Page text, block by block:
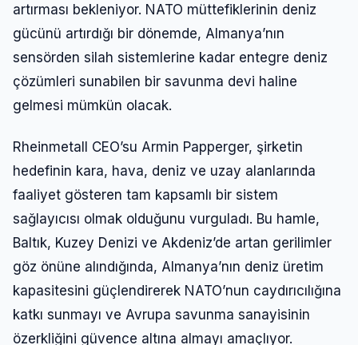
artırması bekleniyor. NATO müttefiklerinin deniz
gücünü artırdığı bir dönemde, Almanya’nın
sensörden silah sistemlerine kadar entegre deniz
çözümleri sunabilen bir savunma devi haline
gelmesi mümkün olacak.
Rheinmetall CEO’su Armin Papperger, şirketin
hedefinin kara, hava, deniz ve uzay alanlarında
faaliyet gösteren tam kapsamlı bir sistem
sağlayıcısı olmak olduğunu vurguladı. Bu hamle,
Baltık, Kuzey Denizi ve Akdeniz’de artan gerilimler
göz önüne alındığında, Almanya’nın deniz üretim
kapasitesini güçlendirerek NATO’nun caydırıcılığına
katkı sunmayı ve Avrupa savunma sanayisinin
özerkliğini güvence altına almayı amaçlıyor.
Giriş Yap
Kullanıcı Adı veya E-posta